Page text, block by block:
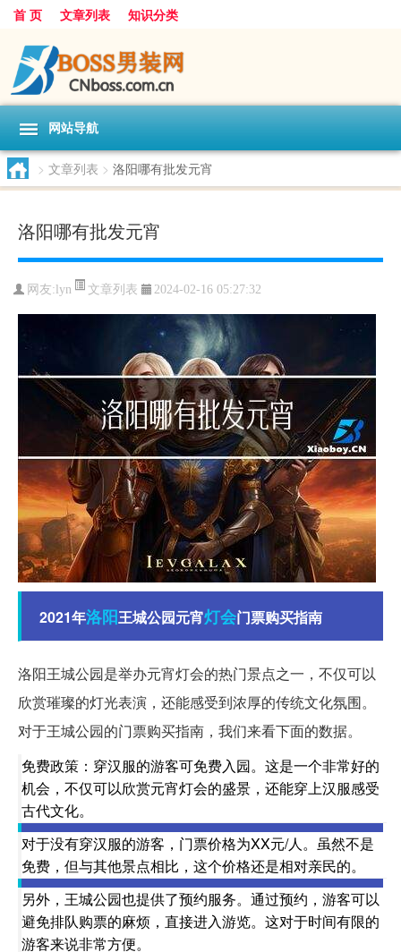
首 页 文章列表 知识分类
网站导航
> 文章列表 > 洛阳哪有批发元宵
洛阳哪有批发元宵
网友: lyn 文章列表 2024-02-16 05:27:32
2021年洛阳王城公园元宵灯会门票购买指南
洛阳王城公园是举办元宵灯会的热门景点之一，不仅可以
欣赏璀璨的灯光表演，还能感受到浓厚的传统文化氛围。
对于王城公园的门票购买指南，我们来看下面的数据。
免费政策：穿汉服的游客可免费入园。这是一个非常好的
机会，不仅可以欣赏元宵灯会的盛景，还能穿上汉服感受
古代文化。
对于没有穿汉服的游客，门票价格为XX元/人。虽然不是
免费，但与其他景点相比，这个价格还是相对亲民的。
另外，王城公园也提供了预约服务。通过预约，游客可以
避免排队购票的麻烦，直接进入游览。这对于时间有限的
游客来说非常方便。